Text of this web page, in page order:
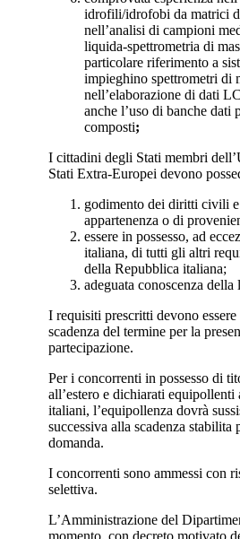
idrofili/idrofobi da matrici
nell’analisi di campioni
liquida-spettrometria di
particolare riferimento a
impieghino spettrometri di
nell’elaborazione di dati
anche l’uso di banche dati
composti;
I cittadini degli Stati membri
Stati Extra-Europei devono
godimento dei diritti civili
appartenenza o di
essere in possesso, ad
italiana, di tutti gli altri
della Repubblica italiana;
adeguata conoscenza della
I requisiti prescritti devono
scadenza del termine per la
partecipazione.
Per i concorrenti in possesso di
all’estero e dichiarati
italiani, l’equipollenza dovrà
successiva alla scadenza stabilita
domanda.
I concorrenti sono ammessi con
selettiva.
L’Amministrazione del
momento, con decreto motivato